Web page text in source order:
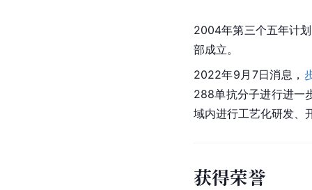
2004年第三个五年计
部成立。
2022年9月7日消息，
288单抗分子进行进一
域内进行工艺化研发、
获得荣誉